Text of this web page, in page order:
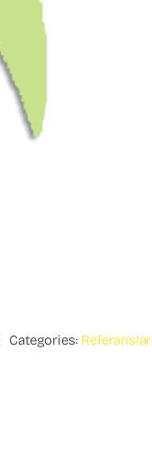
Categories: Referanslar